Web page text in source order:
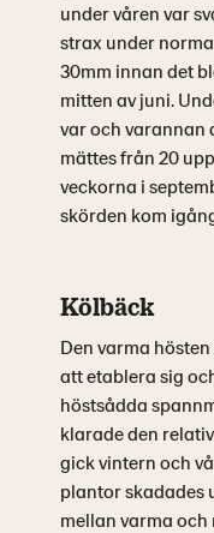
under våren var
strax under
30mm innan det
mitten av juni.
var och varannan
mättes från 20
veckorna i
skörden kom
Kölbäck
Den varma
att etablera sig
höstsådda
klarade den
gick vintern och
plantor skadades
mellan varma